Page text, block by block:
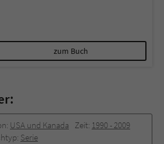
zum Buch
USA und Kanada Zeit: 1990 -­ 2009
Serie